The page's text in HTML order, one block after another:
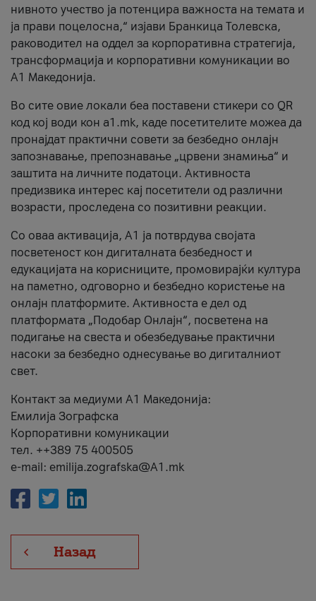
нивното учество ја потенцира важноста на темата и
ја прави поцелосна,“ изјави Бранкица Толевска,
раководител на оддел за корпоративна стратегија,
трансформација и корпоративни комуникации во
А1 Македонија.
Во сите овие локали беа поставени стикери со QR
код кој води кон a1.mk, каде посетителите можеа да
пронајдат практични совети за безбедно онлајн
запознавање, препознавање „црвени знамиња“ и
заштита на личните податоци. Активноста
предизвика интерес кај посетители од различни
возрасти, проследена со позитивни реакции.
Со оваа активација, А1 ја потврдува својата
посветеност кон дигиталната безбедност и
едукацијата на корисниците, промовирајќи култура
на паметно, одговорно и безбедно користење на
онлајн платформите. Активноста е дел од
платформата „Подобар Онлајн“, посветена на
подигање на свеста и обезбедување практични
насоки за безбедно однесување во дигиталниот
свет.
Контакт за медиуми А1 Македонија:
Емилија Зографска
Корпоративни комуникации
тел. ++389 75 400505
e-mail: emilija.zografska@A1.mk
Назад